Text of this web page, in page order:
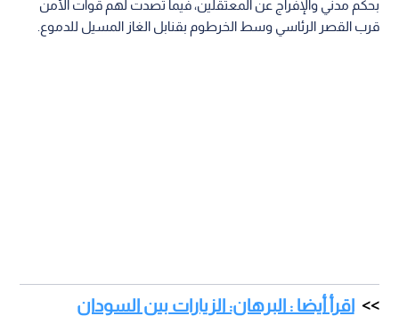
بحكم مدني والإفراج عن المعتقلين، فيما تصدت لهم قوات الأمن
قرب القصر الرئاسي وسط الخرطوم بقنابل الغاز المسيل للدموع.
اقرأ أيضا : البرهان: الزيارات بين السودان